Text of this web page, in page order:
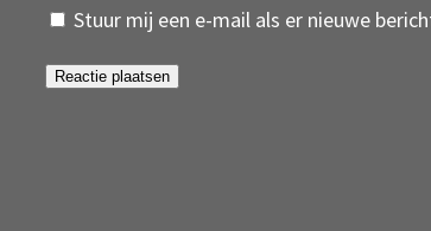
Stuur mij een e-mail als er nieuwe